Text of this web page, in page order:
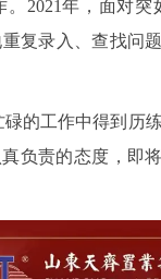
2021年，面对
复录入、查找问
的工作中得到历
负责的态度，即